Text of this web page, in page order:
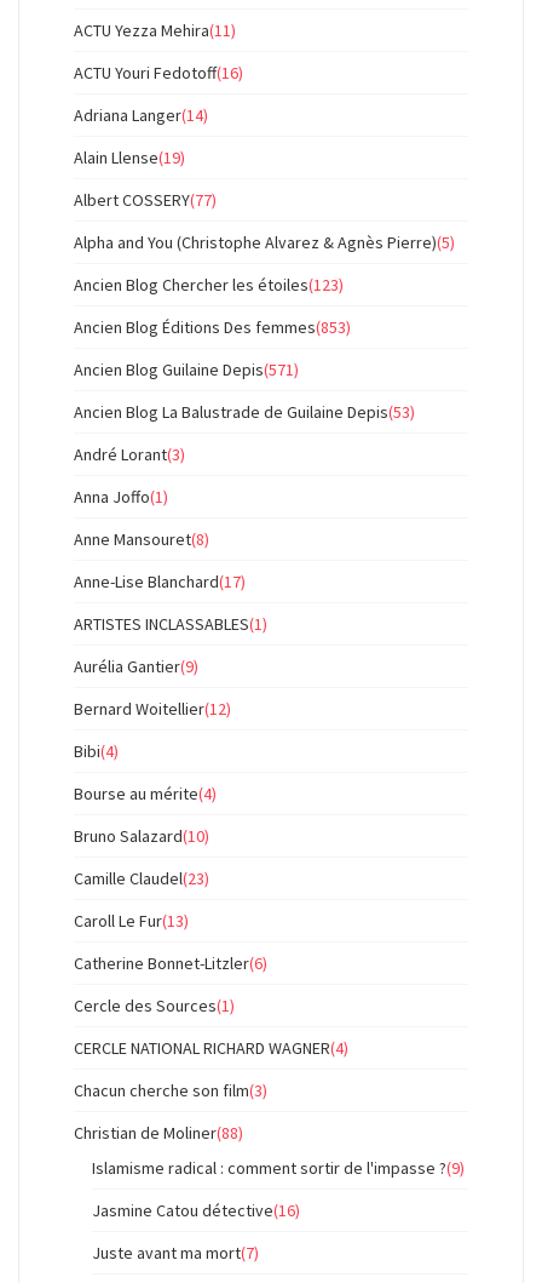
ACTU Yezza Mehira(11)
ACTU Youri Fedotoff(16)
Adriana Langer(14)
Alain Llense(19)
Albert COSSERY(77)
Alpha and You (Christophe Alvarez & Agnès Pierre)(5)
Ancien Blog Chercher les étoiles(123)
Ancien Blog Éditions Des femmes(853)
Ancien Blog Guilaine Depis(571)
Ancien Blog La Balustrade de Guilaine Depis(53)
André Lorant(3)
Anna Joffo(1)
Anne Mansouret(8)
Anne-Lise Blanchard(17)
ARTISTES INCLASSABLES(1)
Aurélia Gantier(9)
Bernard Woitellier(12)
Bibi(4)
Bourse au mérite(4)
Bruno Salazard(10)
Camille Claudel(23)
Caroll Le Fur(13)
Catherine Bonnet-Litzler(6)
Cercle des Sources(1)
CERCLE NATIONAL RICHARD WAGNER(4)
Chacun cherche son film(3)
Christian de Moliner(88)
Islamisme radical : comment sortir de l'impasse ?(9)
Jasmine Catou détective(16)
Juste avant ma mort(7)